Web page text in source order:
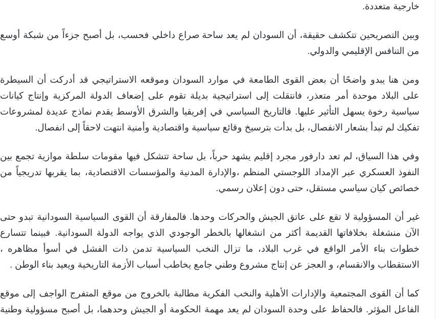
خارجية متعددة.
وبين التصريحين تتكشف حقيقة، أن السودان لم يعد ساحة صراع داخلي فحسب، بل أصبح جزءاً من شبكة أوسع
من التنافس الإقليمي والدولي.
ومن هنا يبدو واضحًا أن بعض القوى الطامعة في موارد السودان وموقعه الاستراتيجي قد أدركت أن السيطرة
على البلاد موحدة أمر متعذر، فانتقلت إلى استراتيجية بديلة تقوم على إضعاف الدولة المركزية وإنتاج كيانات
سياسية رخوة يسهل التأثير عليها. فالتاريخ السياسي في إفريقيا والشرق الأوسط يقدم نماذج عديدة لمشروعات
تفكيك لم تبدأ بشعار الانفصال، بل بدأت بترسيخ وقائع سياسية واقتصادية وأمنية انتهت لاحقاً إلى انفصال.
وفي هذا السياق، لم تعد دارفور مجرد إقليم يشهد حرباً، بل ساحة تتشكل فيها مقومات سلطة موازية تجمع بين
النفوذ العسكري عبر الإمداد اللوجستي المنظم ،والإدارة المدنية والمؤسسات الاقتصادية، بما يقربها تدريجياً من
خصائص كيان سياسي مستقل، حتى دون إعلان رسمي.
غير أن المسؤولية لا تقع على عاتق الجيش والحركات وحدها. فالمفارقة أن القوى السياسية السودانية تبدو حتى
الآن منشغلة بخلافاتها القديمة أكثر من انشغالها بالخطر الوجودي الذي يواجه الدولة السودانية. فبينما تتسارع
خطوات بناء الأمر الواقع في غرب البلاد، ما تزال النخب السياسية تدمن ذات الفشل في أسوأ مظاهره ،
الاستقطاب والانقسام، و العجز عن إنتاج مشروع وطني جامع يخاطب أسباب الأزمة التاريخية ويعيد بناء الوطن .
كما أن القوى المجتمعية والإدارات الأهلية والنخب الفكرية مطالبة بالخروج من موقع المتفرج الواجف إلى موقع
الفاعل المؤثر. فالحفاظ على وحدة السودان لم يعد مهمة الحكومة أو الجيش وحدهما، بل أصبح مسؤولية وطنية